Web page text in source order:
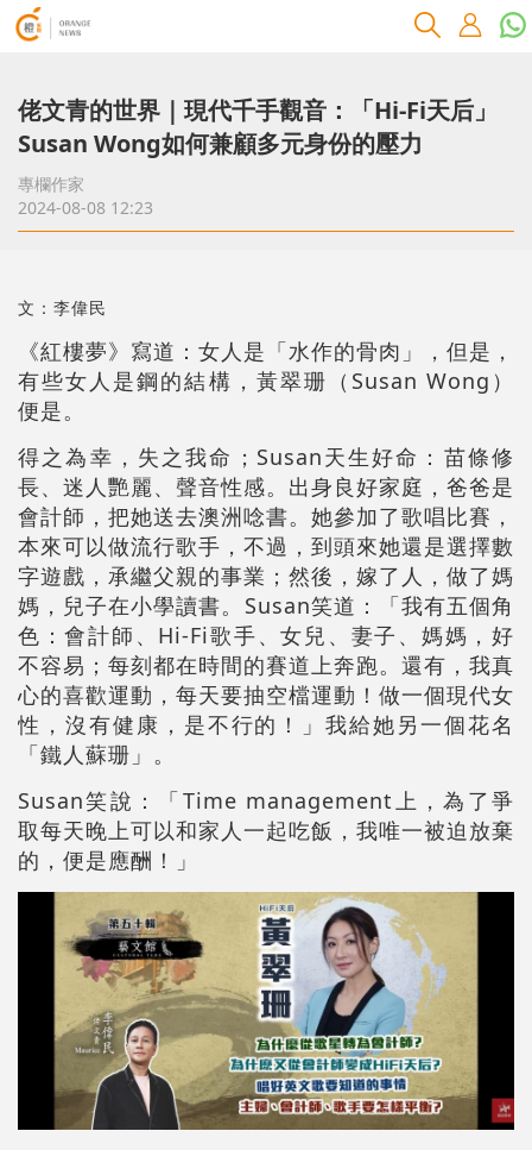
佬文青的世界｜現代千手觀音：「Hi-Fi天后」
Susan Wong如何兼顧多元身份的壓力
專欄作家
2024-08-08 12:23
文：李偉民
《紅樓夢》寫道：女人是「水作的骨肉」，但是，
有些女人是鋼的結構，黃翠珊（Susan Wong）
便是。
得之為幸，失之我命；Susan天生好命：苗條修
長、迷人艷麗、聲音性感。出身良好家庭，爸爸是
會計師，把她送去澳洲唸書。她參加了歌唱比賽，
本來可以做流行歌手，不過，到頭來她還是選擇數
字遊戲，承繼父親的事業；然後，嫁了人，做了媽
媽，兒子在小學讀書。Susan笑道：「我有五個角
色：會計師、Hi-Fi歌手、女兒、妻子、媽媽，好
不容易；每刻都在時間的賽道上奔跑。還有，我真
心的喜歡運動，每天要抽空檔運動！做一個現代女
性，沒有健康，是不行的！」我給她另一個花名
「鐵人蘇珊」。
Susan笑說：「Time management上，為了爭
取每天晚上可以和家人一起吃飯，我唯一被迫放棄
的，便是應酬！」